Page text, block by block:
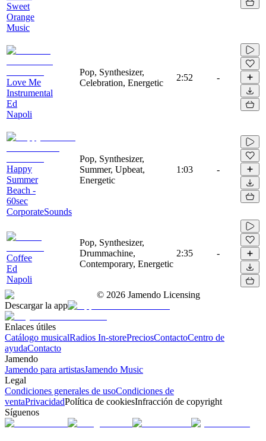
Sweet
Orange
Music
Love Me
Instrumental
Ed
Napoli
Pop, Synthesizer,
Celebration, Energetic
2:52 -
Happy
Summer
Beach -
60sec
CorporateSounds
Pop, Synthesizer,
Summer, Upbeat,
Energetic
1:03 -
Coffee
Ed
Napoli
Pop, Synthesizer,
Drummachine,
Contemporary, Energetic
2:35 -
© 2026 Jamendo Licensing
Descargar la app
Enlaces útiles
Catálogo musicalRadios In-storePreciosContactoCentro de
ayudaContacto
Jamendo
Jamendo para artistasJamendo Music
Legal
Condiciones generales de usoCondiciones de
ventaPrivacidadPolítica de cookiesInfracción de copyright
Síguenos